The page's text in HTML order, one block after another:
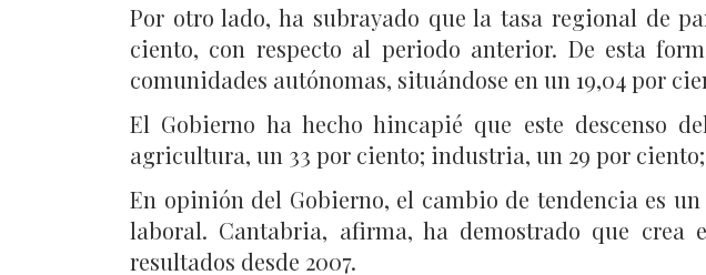
Por otro lado, ha subrayado que la tasa regional de
ciento, con respecto al periodo anterior. De esta
comunidades autónomas, situándose en un 19,04 por
El Gobierno ha hecho hincapié que este descenso
agricultura, un 33 por ciento; industria, un 29 por
En opinión del Gobierno, el cambio de tendencia es
laboral. Cantabria, afirma, ha demostrado que crea
resultados desde 2007.